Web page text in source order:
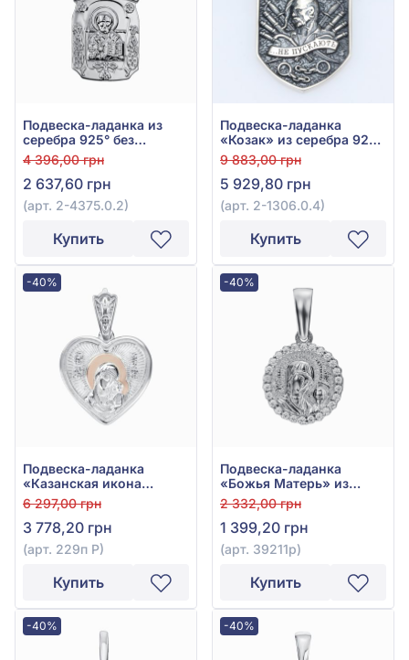
Подвеска-ладанка из
серебра 925° без
вставки, арт. 2-4375.0.2
4 396,00 грн
2 637,60 грн
(арт. 2-4375.0.2)
Купить
Подвеска-ладанка
«Козак» из серебра 925°,
арт. 2-1306.0.4
9 883,00 грн
5 929,80 грн
(арт. 2-1306.0.4)
Купить
-40%
Подвеска-ладанка
«Казанская икона
Божией Матери» из
серебра 925°/375° без
вставки, арт. 229п Р
6 297,00 грн
3 778,20 грн
(арт. 229п Р)
Купить
-40%
Подвеска-ладанка
«Божья Матерь» из
серебра 925° с
фианитом, арт. 39211р
2 332,00 грн
1 399,20 грн
(арт. 39211р)
Купить
-40% -40%